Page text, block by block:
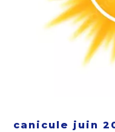
canicule juin